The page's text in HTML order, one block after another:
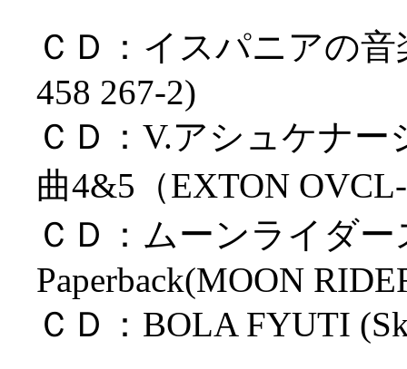
ＣＤ：イスパニアの
458 267-2)
ＣＤ：V.アシュケナ
曲4&5（EXTON
ＣＤ：ムーンライダ
Paperback(MOON
ＣＤ：BOLA FYUTI